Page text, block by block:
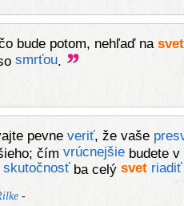
bude potom, nehľaď na svet
smrťou.
pevne veriť, že vaše
čím vrúcnejšiebudete v
skutočnosťba celý svet riadiť
-